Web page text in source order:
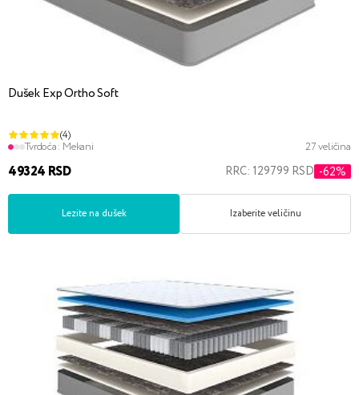
Dušek Exp Ortho Soft
(4)
Tvrdoća: Mekani 27 veličina
49324 RSD RRC: 129799 RSD -62%
Lezite na dušek Izaberite veličinu